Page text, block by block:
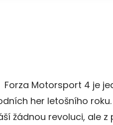
Forza Motorsport 4 je
her letošního
žádnou revoluci, ale